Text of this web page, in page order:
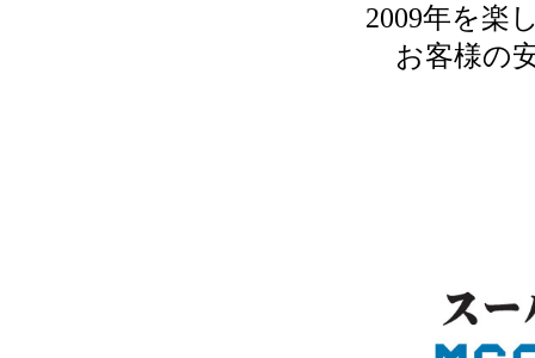
2009年を楽
お客様の